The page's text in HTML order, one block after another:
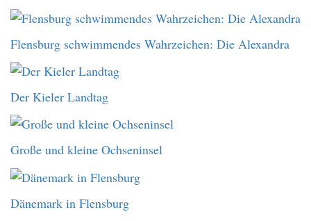
Flensburg schwimmendes Wahrzeichen: Die Alexandra
Der Kieler Landtag
Große und kleine Ochseninsel
Dänemark in Flensburg